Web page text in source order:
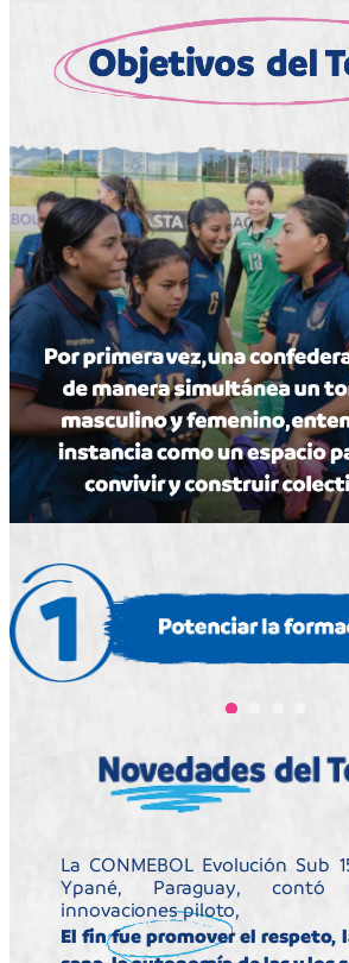
resultado, los chicos lograban
ese momento y hacer de ese
posibilidad para expresarse,
para regular lo que a cada
pasando. Escuchar al otro, no
frustración y un fracaso, sino
del camino que estaban
“Hicimos mucho hincapié en
entre ellos, más allá de las
culturales y regionales.
según la selección, contaba algo
su país. Y la otra selección no
trataba. Esto fue para que ellos
que más allá de lo regional,
fútbol sudamericano”.
“Lo que más
impactaba
cómo salía
equipo tan
y, a medida
tercer
las
y esa
se convertía en
emoción”.